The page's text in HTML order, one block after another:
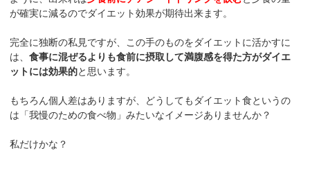
が確実に減るのでダイエット効果が期待出来ます。
完全に独断の私見ですが、この手のものをダイエットに活かすに
は、食事に混ぜるよりも食前に摂取して満腹感を得た方がダイエ
ットには効果的と思います。
もちろん個人差はありますが、どうしてもダイエット食というの
は「我慢のための食べ物」みたいなイメージありませんか？
私だけかな？